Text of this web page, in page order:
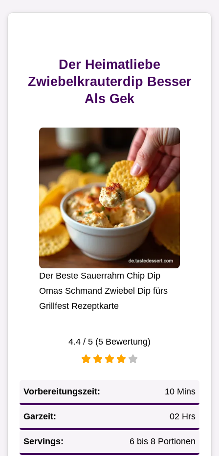
Der Heimatliebe
Zwiebelkrauterdip Besser
Als Gek
Der Beste Sauerrahm Chip Dip
Omas Schmand Zwiebel Dip fürs
Grillfest Rezeptkarte
4.4 / 5 (5 Bewertung)
Vorbereitungszeit: 10 Mins
Garzeit: 02 Hrs
Servings: 6 bis 8 Portionen